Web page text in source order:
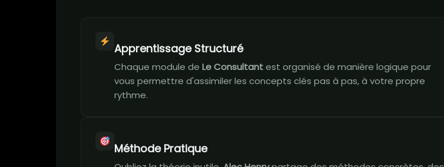
Apprentissage Structuré
Chaque module de Le Consultantest organisé de manière logique pour
vous permettre d'assimiler les concepts clés pas à pas, à votre propre
rythme.
Méthode Pratique